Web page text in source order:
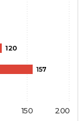
120
157
150 200